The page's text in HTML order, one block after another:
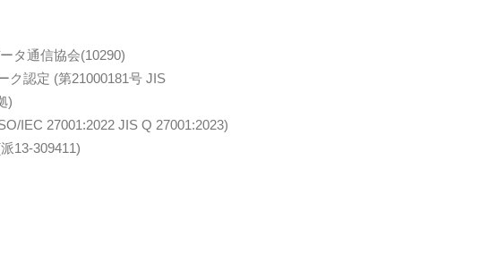
タ通信協会(10290)
ク認定 (第21000181号 JIS
)
IEC 27001:2022 JIS Q 27001:2023)
13-309411)